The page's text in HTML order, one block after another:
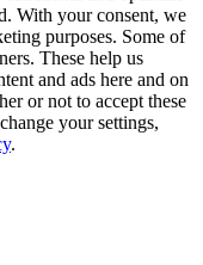
With your consent, we
purposes. Some of
These help us
and ads here and on
or not to accept these
your settings,
.